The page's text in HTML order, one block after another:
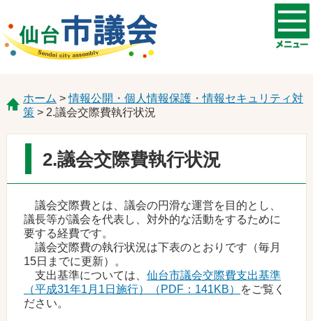
ホーム >情報公開・個人情報保護・情報セキュリティ対
策> 2.議会交際費執行状況
2.議会交際費執行状況
議会交際費とは、議会の円滑な運営を目的とし、
議長等が議会を代表し、対外的な活動をするために
要する経費です。
議会交際費の執行状況は下表のとおりです（毎月
15日までに更新）。
支出基準については、 仙台市議会交際費支出基準
（平成31年1月1日施行）（PDF：141KB）
をご覧く
ださい。